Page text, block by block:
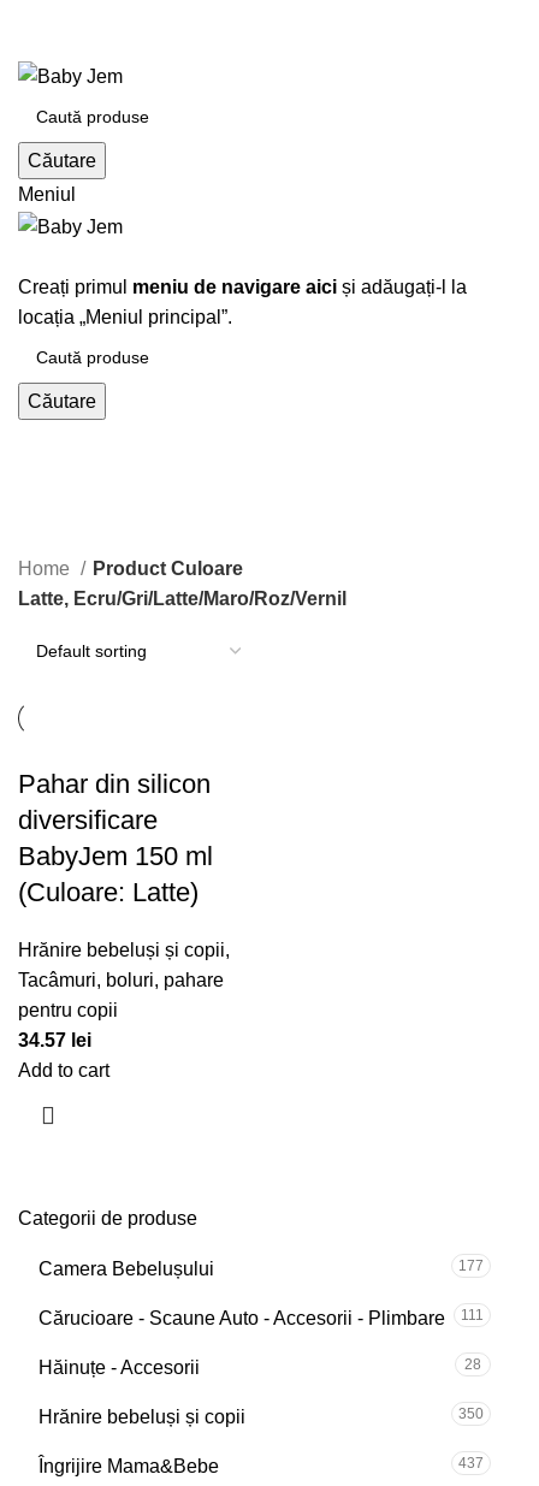
Căutare
Meniul
Creați primul meniu de navigare aici și adăugați-l la
locația „Meniul principal”.
Căutare
Categorii
Categorii de produse
Camera Bebelușului 177
Cărucioare - Scaune Auto - Accesorii - Plimbare 111
Hăinuțe - Accesorii 28
Hrănire bebeluși și copii 350
Îngrijire Mama&Bebe 437
Home
Product Culoare
Latte, Ecru/Gri/Latte/Maro/Roz/Vernil
Pahar din silicon
diversificare
BabyJem 150 ml
(Culoare: Latte)
Hrănire bebeluși și copii,
Tacâmuri, boluri, pahare
pentru copii
34.57 lei
Add to cart